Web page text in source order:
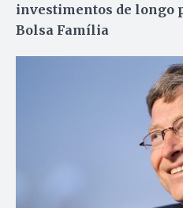
investimentos de longo
Bolsa Família